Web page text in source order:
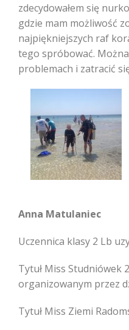
zdecydowałem się
gdzie mam możliwość
najpiękniejszych raf
tego spróbować.
problemach i zatracić
Anna Matulaniec
Uczennica klasy 2 Lb
Tytuł Miss Studniówek
organizowanym przez
Tytuł Miss Ziemi